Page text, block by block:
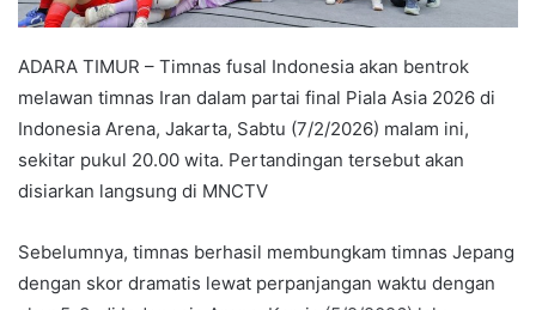
ADARA TIMUR – Timnas fusal Indonesia akan bentrok
melawan timnas Iran dalam partai final Piala Asia 2026 di
Indonesia Arena, Jakarta, Sabtu (7/2/2026) malam ini,
sekitar pukul 20.00 wita. Pertandingan tersebut akan
disiarkan langsung di MNCTV
Sebelumnya, timnas berhasil membungkam timnas Jepang
dengan skor dramatis lewat perpanjangan waktu dengan